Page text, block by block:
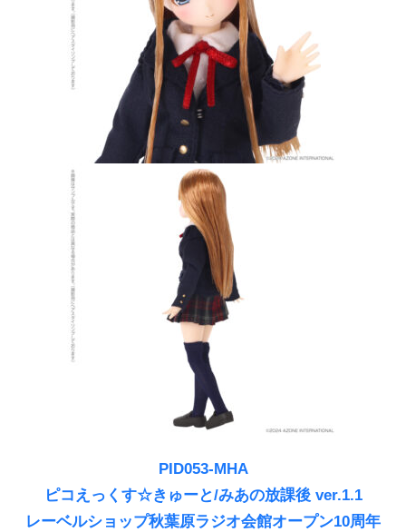
PID053-MHA
ピコえっくす☆きゅーと/みあの放課後 ver.1.1
レーベルショップ秋葉原ラジオ会館オープン10周年